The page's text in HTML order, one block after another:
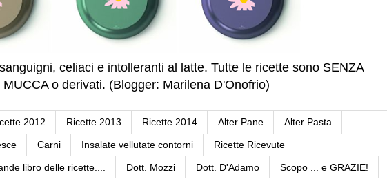
celiaci e intolleranti al latte. Tutte le ricette sono SENZA
o derivati. (Blogger: Marilena D'Onofrio)
2012 Ricette 2013 Ricette 2014 Alter Pane Alter Pasta
Carni Insalate vellutate contorni Ricette Ricevute
libro delle ricette.... Dott. Mozzi Dott. D'Adamo Scopo ... e GRAZIE!